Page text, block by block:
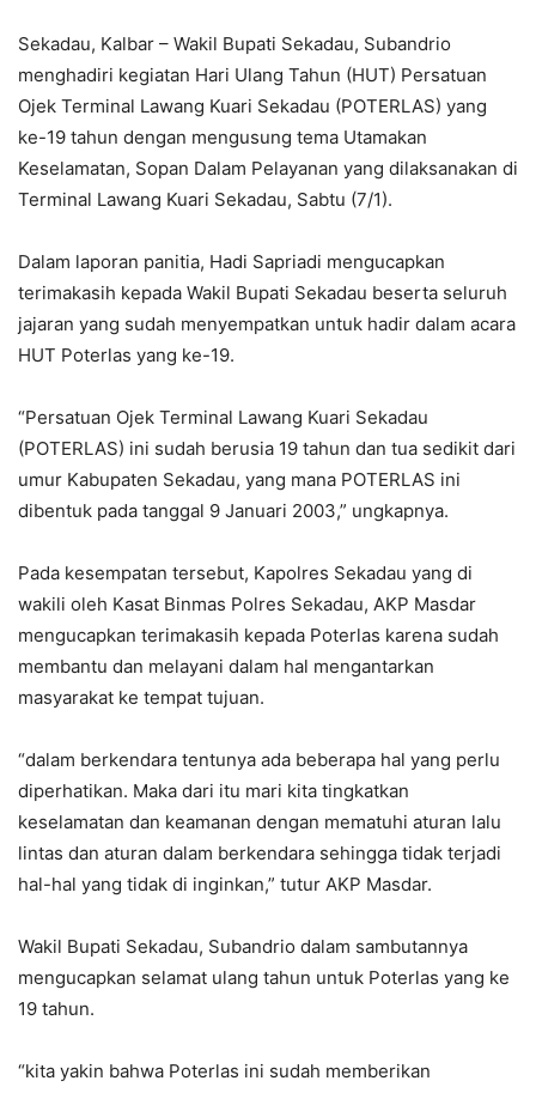
Sekadau, Kalbar – Wakil Bupati Sekadau, Subandrio
menghadiri kegiatan Hari Ulang Tahun (HUT) Persatuan
Ojek Terminal Lawang Kuari Sekadau (POTERLAS) yang
ke-19 tahun dengan mengusung tema Utamakan
Keselamatan, Sopan Dalam Pelayanan yang dilaksanakan di
Terminal Lawang Kuari Sekadau, Sabtu (7/1).
Dalam laporan panitia, Hadi Sapriadi mengucapkan
terimakasih kepada Wakil Bupati Sekadau beserta seluruh
jajaran yang sudah menyempatkan untuk hadir dalam acara
HUT Poterlas yang ke-19.
“Persatuan Ojek Terminal Lawang Kuari Sekadau
(POTERLAS) ini sudah berusia 19 tahun dan tua sedikit dari
umur Kabupaten Sekadau, yang mana POTERLAS ini
dibentuk pada tanggal 9 Januari 2003,” ungkapnya.
Pada kesempatan tersebut, Kapolres Sekadau yang di
wakili oleh Kasat Binmas Polres Sekadau, AKP Masdar
mengucapkan terimakasih kepada Poterlas karena sudah
membantu dan melayani dalam hal mengantarkan
masyarakat ke tempat tujuan.
“dalam berkendara tentunya ada beberapa hal yang perlu
diperhatikan. Maka dari itu mari kita tingkatkan
keselamatan dan keamanan dengan mematuhi aturan lalu
lintas dan aturan dalam berkendara sehingga tidak terjadi
hal-hal yang tidak di inginkan,” tutur AKP Masdar.
Wakil Bupati Sekadau, Subandrio dalam sambutannya
mengucapkan selamat ulang tahun untuk Poterlas yang ke
19 tahun.
“kita yakin bahwa Poterlas ini sudah memberikan